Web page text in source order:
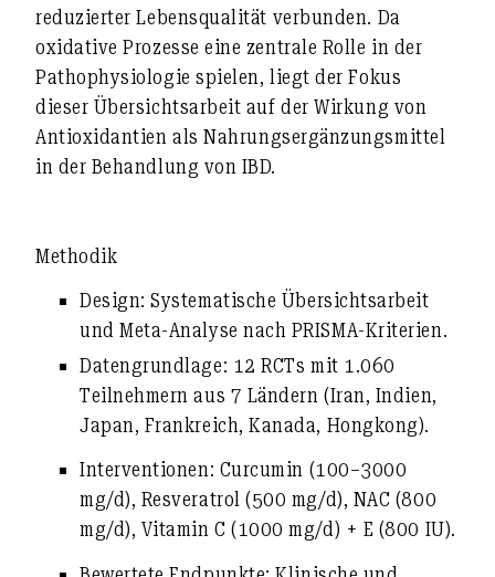
reduzierter Lebensqualität verbunden. Da
oxidative Prozesse eine zentrale Rolle in der
Pathophysiologie spielen, liegt der Fokus
dieser Übersichtsarbeit auf derWirkung von
Antioxidantien als Nahrungsergänzungsmittel
in der Behandlung von IBD.
Methodik
Design: Systematische Übersichtsarbeit
und Meta-Analyse nach PRISMA-Kriterien.
Datengrundlage: 12 RCTs mit 1.060
Teilnehmern aus 7 Ländern (Iran, Indien,
Japan, Frankreich, Kanada, Hongkong).
Interventionen: Curcumin (100–3000
mg/d), Resveratrol (500 mg/d), NAC (800
mg/d), Vitamin C (1000 mg/d) + E (800 IU).